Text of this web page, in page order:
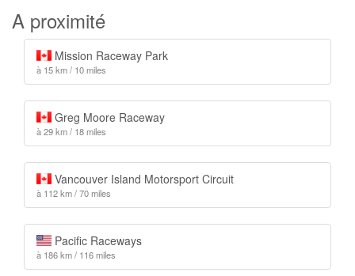
A proximité
Mission Raceway Park
à 15 km / 10 miles
Greg Moore Raceway
à 29 km / 18 miles
Vancouver Island Motorsport Circuit
à 112 km / 70 miles
Pacific Raceways
à 186 km / 116 miles